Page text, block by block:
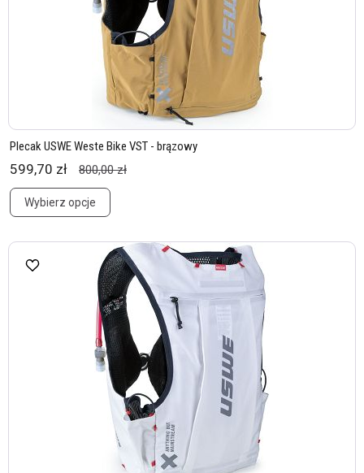
Plecak USWE Weste Bike VST - brązowy
599,70 zł 800,00 zł
Wybierz opcje